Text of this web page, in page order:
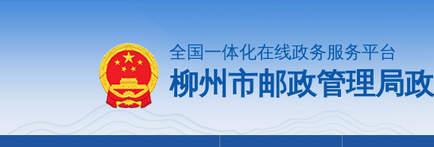
全国一体化在线政务服务平台
柳州市邮政管理局